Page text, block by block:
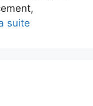
suite